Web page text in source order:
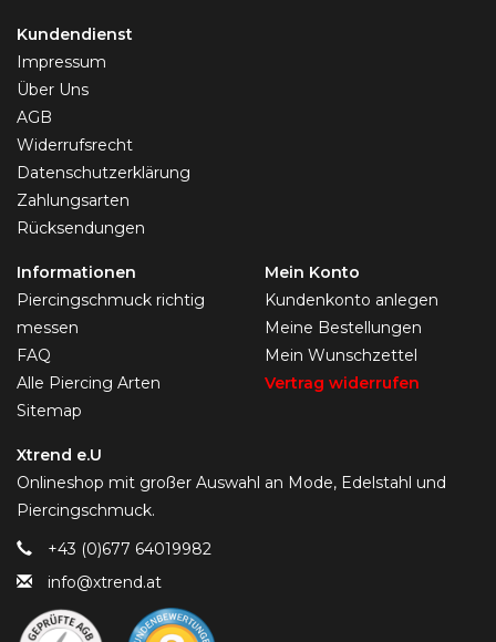
Kundendienst
Impressum
Über Uns
AGB
Widerrufsrecht
Datenschutzerklärung
Zahlungsarten
Rücksendungen
Informationen
Piercingschmuck richtig
messen
FAQ
Alle Piercing Arten
Sitemap
Mein Konto
Kundenkonto anlegen
Meine Bestellungen
Mein Wunschzettel
Vertrag widerrufen
Xtrend e.U
Onlineshop mit großer Auswahl an Mode, Edelstahl und
Piercingschmuck.
+43 (0)677 64019982
info@xtrend.at